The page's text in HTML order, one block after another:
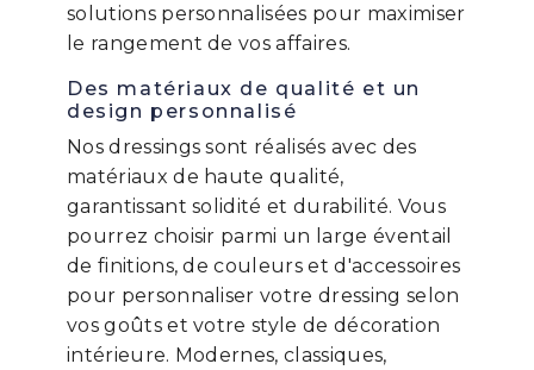
solutions personnalisées pour maximiser
le rangement de vos affaires.
Des matériaux de qualité et un
design personnalisé
Nos dressings sont réalisés avec des
matériaux de haute qualité,
garantissant solidité et durabilité. Vous
pourrez choisir parmi un large éventail
de finitions, de couleurs et d'accessoires
pour personnaliser votre dressing selon
vos goûts et votre style de décoration
intérieure. Modernes, classiques,